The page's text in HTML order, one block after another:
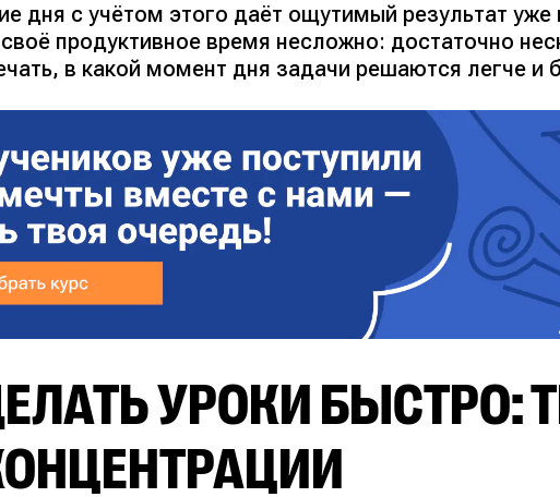
дня с учётом этого даёт ощутимый результат
продуктивное время несложно: достаточно
в какой момент дня задачи решаются легче и
УРОКИ БЫСТРО: